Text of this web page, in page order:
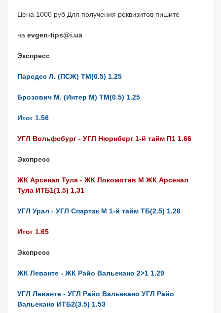
Цена 1000 руб Для получения реквизитов пишите
на evgen-tips@i.ua
Экспресс
Паредес Л. (ПСЖ) ТМ(0.5) 1.25
Брозович М. (Интер М) ТМ(0.5) 1.25
Итог 1.56
УГЛ Вольфсбург - УГЛ Нюрнберг 1-й тайм П1 1.66
Экспресс
ЖК Арсенал Тула - ЖК Локомотив М ЖК Арсенал
Тула ИТБ1(1.5) 1.31
УГЛ Урал - УГЛ Спартак М 1-й тайм ТБ(2.5) 1.26
Итог 1.65
Экспресс
ЖК Леванте - ЖК Райо Вальекано 2>1 1.29
УГЛ Леванте - УГЛ Райо Вальекано УГЛ Райо
Вальекано ИТБ2(3.5) 1.53